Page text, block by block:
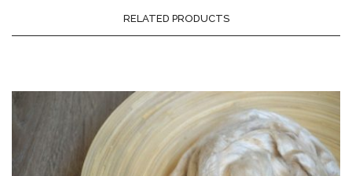
RELATED PRODUCTS